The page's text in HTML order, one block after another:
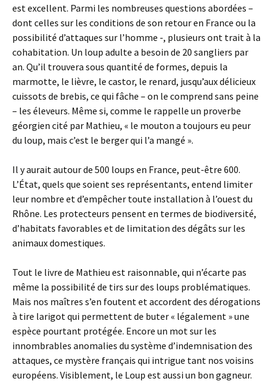
est excellent. Parmi les nombreuses questions abordées –
dont celles sur les conditions de son retour en France ou la
possibilité d’attaques sur l’homme -, plusieurs ont trait à la
cohabitation. Un loup adulte a besoin de 20 sangliers par
an. Qu’il trouvera sous quantité de formes, depuis la
marmotte, le lièvre, le castor, le renard, jusqu’aux délicieux
cuissots de brebis, ce qui fâche – on le comprend sans peine
– les éleveurs. Même si, comme le rappelle un proverbe
géorgien cité par Mathieu, « le mouton a toujours eu peur
du loup, mais c’est le berger qui l’a mangé ».
Il y aurait autour de 500 loups en France, peut-être 600.
L’État, quels que soient ses représentants, entend limiter
leur nombre et d’empêcher toute installation à l’ouest du
Rhône. Les protecteurs pensent en termes de biodiversité,
d’habitats favorables et de limitation des dégâts sur les
animaux domestiques.
Tout le livre de Mathieu est raisonnable, qui n’écarte pas
même la possibilité de tirs sur des loups problématiques.
Mais nos maîtres s’en foutent et accordent des dérogations
à tire larigot qui permettent de buter « légalement » une
espèce pourtant protégée. Encore un mot sur les
innombrables anomalies du système d’indemnisation des
attaques, ce mystère français qui intrigue tant nos voisins
européens. Visiblement, le Loup est aussi un bon gagneur.